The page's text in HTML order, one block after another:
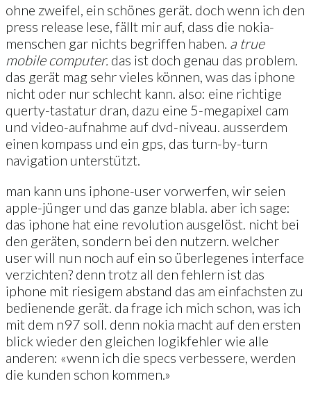
ohne zweifel, ein schönes gerät. doch wenn ich den
press release lese, fällt mir auf, dass die nokia-
menschen gar nichts begriffen haben. a true
mobile computer. das ist doch genau das problem.
das gerät mag sehr vieles können, was das iphone
nicht oder nur schlecht kann. also: eine richtige
querty-tastatur dran, dazu eine 5-megapixel cam
und video-aufnahme auf dvd-niveau. ausserdem
einen kompass und ein gps, das turn-by-turn
navigation unterstützt.
man kann uns iphone-user vorwerfen, wir seien
apple-jünger und das ganze blabla. aber ich sage:
das iphone hat eine revolution ausgelöst. nicht bei
den geräten, sondern bei den nutzern. welcher
user will nun noch auf ein so überlegenes interface
verzichten? denn trotz all den fehlern ist das
iphone mit riesigem abstand das am einfachsten zu
bedienende gerät. da frage ich mich schon, was ich
mit dem n97 soll. denn nokia macht auf den ersten
blick wieder den gleichen logikfehler wie alle
anderen: «wenn ich die specs verbessere, werden
die kunden schon kommen.»